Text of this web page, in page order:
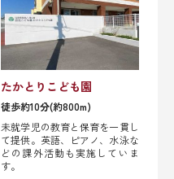
たかとりこども園
徒歩約10分(約800m)
未就学児の教育と保育を一貫し
て提供。英語、ピアノ、水泳な
どの課外活動も実施していま
す。